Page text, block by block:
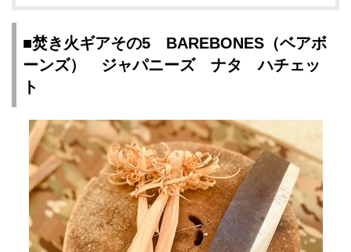
■焚き火ギアその5 BAREBONES（ベアボ
ーンズ） ジャパニーズ ナタ ハチェッ
ト